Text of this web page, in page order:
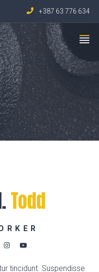
+387 63 776 634
Todd
tincidunt. Suspendisse